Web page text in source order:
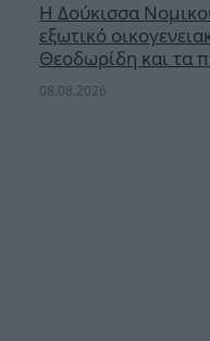
Η Δούκισσα
εξωτικό
Θεοδωρίδη και τα
08.08.2026